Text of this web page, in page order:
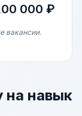
000 ₽
вакансии.
на навык